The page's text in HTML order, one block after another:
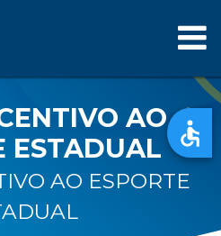
AO
ESTADUAL
AO ESPORTE